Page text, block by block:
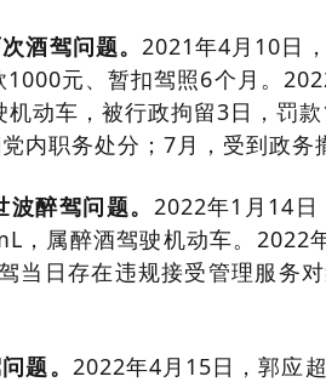
酒驾问题。 2021年4月10日
元、暂扣驾照6个月。
动车，被行政拘留3日，罚
职务处分；7月，受到政务
醉驾问题。 2022年1月14日
属醉酒驾驶机动车。2022
当日存在违规接受管理服务
题。 2022年4月15日，郭应